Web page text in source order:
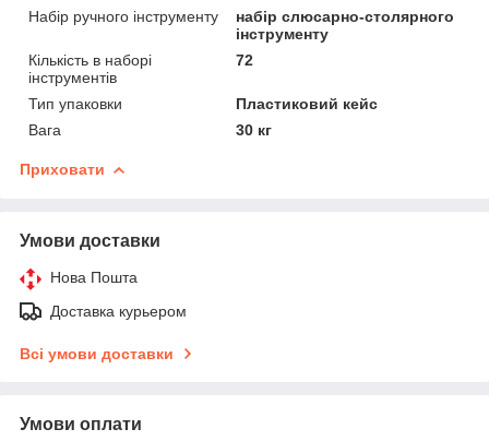
Набір ручного інструменту
набір слюсарно-столярного
інструменту
Кількість в наборі
інструментів
72
Тип упаковки
Пластиковий кейс
Вага
30 кг
Приховати
Умови доставки
Нова Пошта
Доставка курьером
Всі умови доставки
Умови оплати